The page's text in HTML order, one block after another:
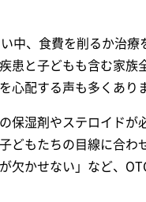
中、食費を削るか治
患と子どもも含む家族
心配する声も多くあり
保湿剤やステロイド
どもたちの目線に合わ
欠かせない」など、